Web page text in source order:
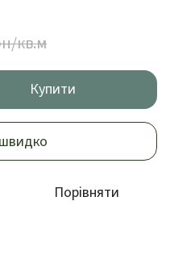
кв.м
Купити
Порівняти